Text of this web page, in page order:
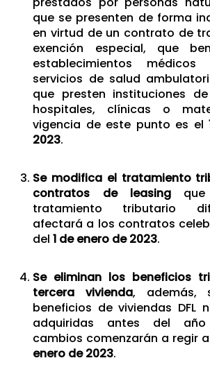
que se presenten de forma
en virtud de un contrato de
exención especial, que
establecimientos
servicios de salud
que presten instituciones
hospitales, clínicas o
vigencia de este punto es el
2023.
Se modifica el tratamiento
contratos de leasingque
tratamiento tributario
afectará a los contratos
del1 de enero de 2023.
Se eliminan los beneficios
tercera vivienda, además,
beneficios de viviendas DFL
adquiridas antes del año
cambios comenzarán a regir
enero de 2023.